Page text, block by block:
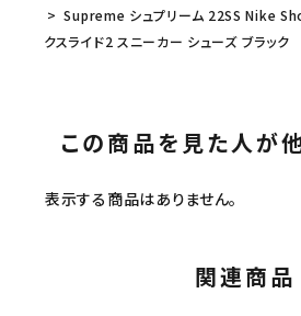
Supreme シュプリーム 22SS Nike
クスライド2 スニーカー シューズ ブラック
この商品を見た人が
表示する商品はありません。
関連商品